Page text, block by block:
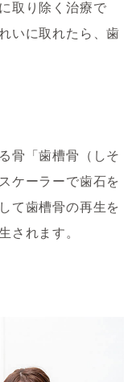
取り除く治療で
いに取れたら、歯
骨「歯槽骨（しそ
ケーラーで歯石を
て歯槽骨の再生を
されます。